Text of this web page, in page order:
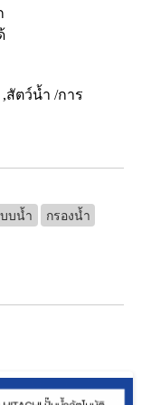
ตว์น้ำ /การ
บน้ำ กรองน้ำ